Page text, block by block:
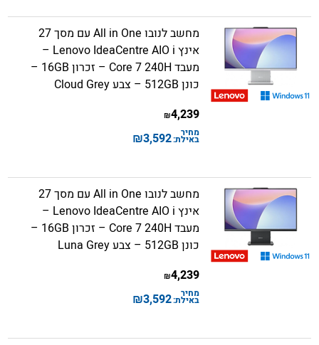
מחשב לנובו All in One עם מסך 27
אינץ Lenovo IdeaCentre AIO i –
מעבד Core 7 240H – זכרון 16GB –
כונן 512GB – צבע Cloud Grey
4,239
₪
מחיר
באילת:3,592
₪
מחשב לנובו All in One עם מסך 27
אינץ Lenovo IdeaCentre AIO i –
מעבד Core 7 240H – זכרון 16GB –
כונן 512GB – צבע Luna Grey
4,239
₪
מחיר
באילת:3,592
₪